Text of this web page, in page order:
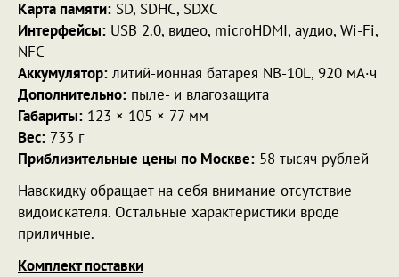
Карта памяти: SD, SDHC, SDXC
Интерфейсы: USB 2.0, видео, microHDMI, аудио, Wi-Fi,
NFC
Аккумулятор: литий-ионная батарея NB-10L, 920 мА·ч
Дополнительно: пыле- и влагозащита
Габариты: 123 × 105 × 77 мм
Вес: 733 г
Приблизительные цены по Москве: 58 тысяч рублей
Навскидку обращает на себя внимание отсутствие
видоискателя. Остальные характеристики вроде
приличные.
Комплект поставки